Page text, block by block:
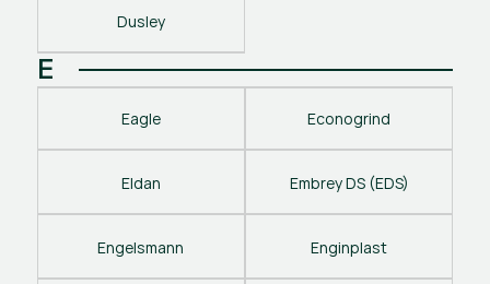
Dusley
E
Eagle Econogrind
Eldan Embrey DS (EDS)
Engelsmann Enginplast